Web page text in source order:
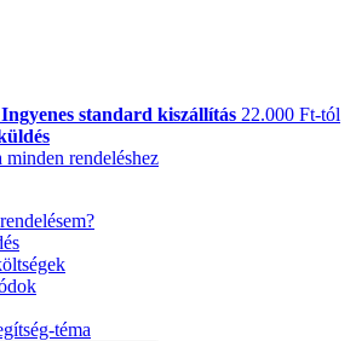
standard kiszállítás 22.000 Ft-tól
minden rendeléshez
téma